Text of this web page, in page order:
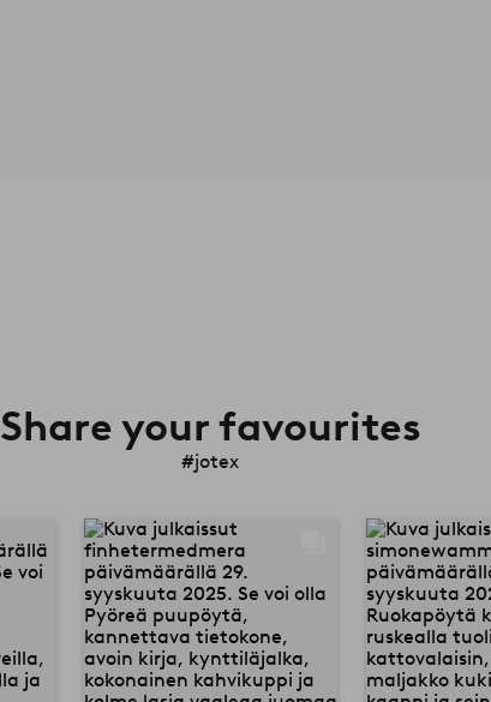
Share your favourites
#jotex